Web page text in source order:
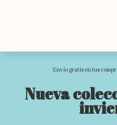
Envio gratis en tus
Nueva